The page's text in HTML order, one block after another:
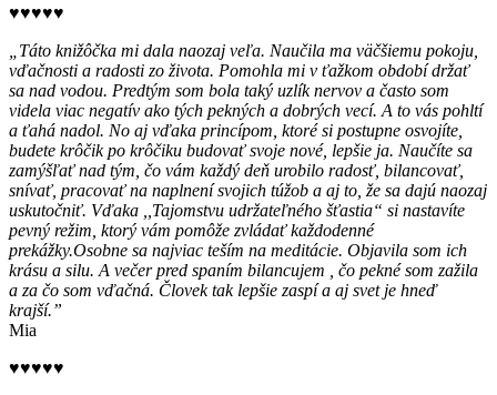
♥♥♥♥♥
„Táto knižôčka mi dala naozaj veľa. Naučila ma väčšiemu pokoju,
vďačnosti a radosti zo života. Pomohla mi v ťažkom období držať
sa nad vodou. Predtým som bola taký uzlík nervov a často som
videla viac negatív ako tých pekných a dobrých vecí. A to vás pohltí
a ťahá nadol. No aj vďaka princípom, ktoré si postupne osvojíte,
budete krôčik po krôčiku budovať svoje nové, lepšie ja. Naučíte sa
zamýšľať nad tým, čo vám každý deň urobilo radosť, bilancovať,
snívať, pracovať na naplnení svojich túžob a aj to, že sa dajú naozaj
uskutočniť. Vďaka ,,Tajomstvu udržateľného šťastia“ si nastavíte
pevný režim, ktorý vám pomôže zvládať každodenné
prekážky.Osobne sa najviac teším na meditácie. Objavila som ich
krásu a silu. A večer pred spaním bilancujem , čo pekné som zažila
a za čo som vďačná. Človek tak lepšie zaspí a aj svet je hneď
krajší.”
Mia
♥♥♥♥♥